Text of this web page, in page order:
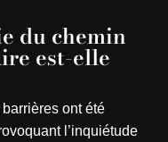
du chemin
est-elle
ont été
l’inquiétude